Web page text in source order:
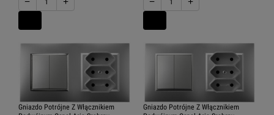
Gniazdo Potrójne Z Włącznikiem
Gniazdo Potrójne Z Włącznikiem